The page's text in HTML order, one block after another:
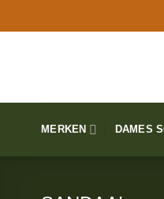
naar
MERKEN DAMES